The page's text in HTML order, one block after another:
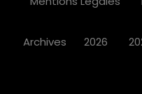
Archives 2026